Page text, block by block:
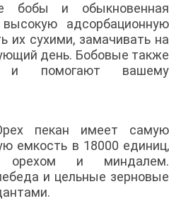
бобы и обыкновенная
адсорбационную
их сухими, замачивать на
день. Бобовые также
и помогают вашему
пекан имеет самую
емкость в 18000 единиц,
и миндалем.
и цельные зерновые